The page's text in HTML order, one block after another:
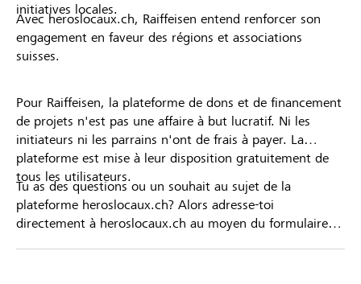
initiatives locales.
Avec heroslocaux.ch, Raiffeisen entend renforcer son
engagement en faveur des régions et associations
suisses.
Pour Raiffeisen, la plateforme de dons et de financement
de projets n'est pas une affaire à but lucratif. Ni les
initiateurs ni les parrains n'ont de frais à payer. La
plateforme est mise à leur disposition gratuitement de
tous les utilisateurs.
Tu as des questions ou un souhait au sujet de la
plateforme heroslocaux.ch? Alors adresse-toi
directement à heroslocaux.ch au moyen du formulaire